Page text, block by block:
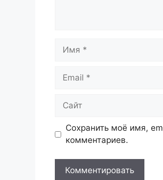
Имя
Email
Сайт
Сохранить моё имя,
комментариев.